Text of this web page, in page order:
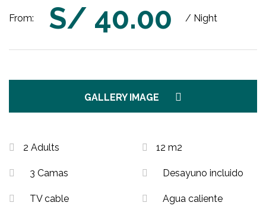
From: S/ 40.00 / Night
GALLERY IMAGE
2 Adults 12 m2
3 Camas Desayuno incluido
TV cable Agua caliente